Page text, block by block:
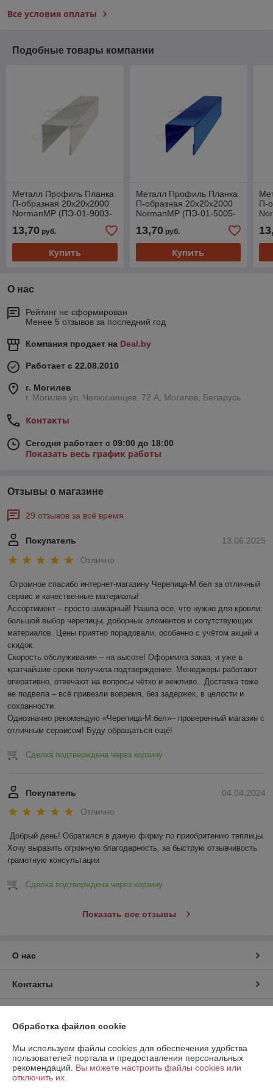
Все условия оплаты
Подобные товары компании
Металл Профиль Планка
П-образная 20х20х2000
NormanMP (ПЭ-01-9003-
13,70 руб.
Купить
Металл Профиль Планка
П-образная 20х20х2000
NormanMP (ПЭ-01-5005-
13,70руб.
Купить
П-
О нас
Рейтинг не сформирован
Менее 5 отзывов за последний год
Компания продает на Deal.by
Работает с 22.08.2010
г. Могилев
г. Могилёв ул. Челюскинцев, 72 А, Могилев, Беларусь
Контакты
Сегодня работает с 09:00 до 18:00
Показать весь график работы
Отзывы о магазине
29 отзывов за всё время
13.06.2025
Покупатель
Отлично
Огромное спасибо интернет-магазину Черепица-М.бел за отличный
сервис и качественные материалы!
Ассортимент – просто шикарный! Нашла всё, что нужно для кровли:
большой выбор черепицы, доборных элементов и сопутствующих
материалов. Цены приятно порадовали, особенно с учётом акций и
скидок.
Скорость обслуживания – на высоте! Оформила заказ, и уже в
кратчайшие сроки получила подтверждение. Менеджеры работают
оперативно, отвечают на вопросы чётко и вежливо.  Доставка тоже
не подвела – всё привезли вовремя, без задержек, в целости и
сохранности.
Однозначно рекомендую «Черепица-М.бел»– проверенный магазин с
отличным сервисом! Буду обращаться ещё!
Сделка подтверждена через корзину
04.04.2024
Покупатель
Отлично
Добрый день! Обратился в даную фирму по приобритению теплицы.
Хочу выразить огромную благодарность, за быструю отзывчивость
грамотную консультации
Сделка подтверждена через корзину
Показать все отзывы
О нас
Контакты
Полная версия сайта
Обработка файлов cookie
Мы используем файлы cookies для обеспечения удобства
пользователей портала и предоставления персональных
рекомендаций. Вы можете настроить файлы cookies или
отключить их.